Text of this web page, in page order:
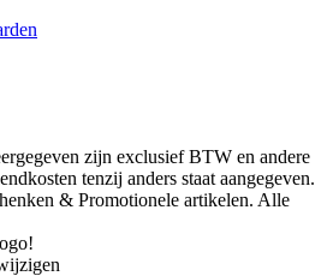
zijn exclusief BTW en andere
tenzij anders staat aangegeven.
& Promotionele artikelen. Alle